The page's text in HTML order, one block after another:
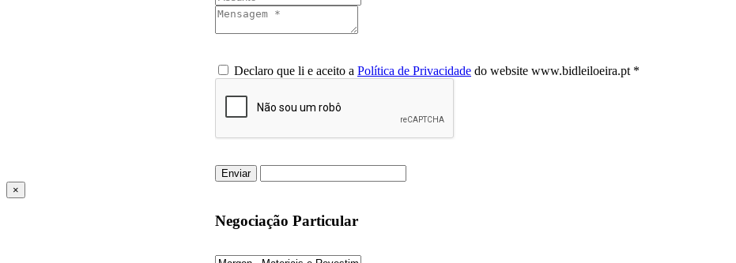
Declaro que li e aceito a Política de Privacidade do website www.bidleiloeira.pt *
Enviar
×
Negociação Particular